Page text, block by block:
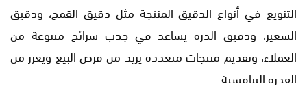
التنويع في أنواع الدقيق المنتجة مثل دقيق القمح، ودقيق
الشعير، ودقيق الذرة يساعد في جذب شرائح متنوعة من
العملاء، وتقديم منتجات متعددة يزيد من فرص البيع ويعزز من
القدرة التنافسية.